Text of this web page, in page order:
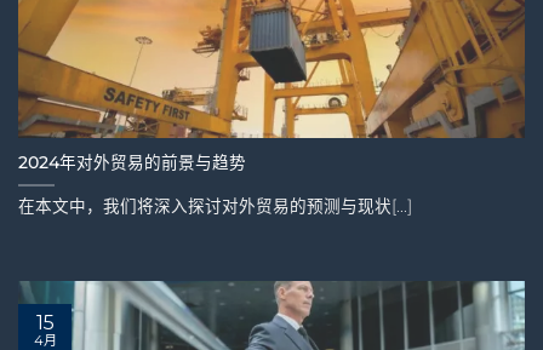
2024年对外贸易的前景与趋势
在本文中，我们将深入探讨对外贸易的预测与现状[...]
15
4月